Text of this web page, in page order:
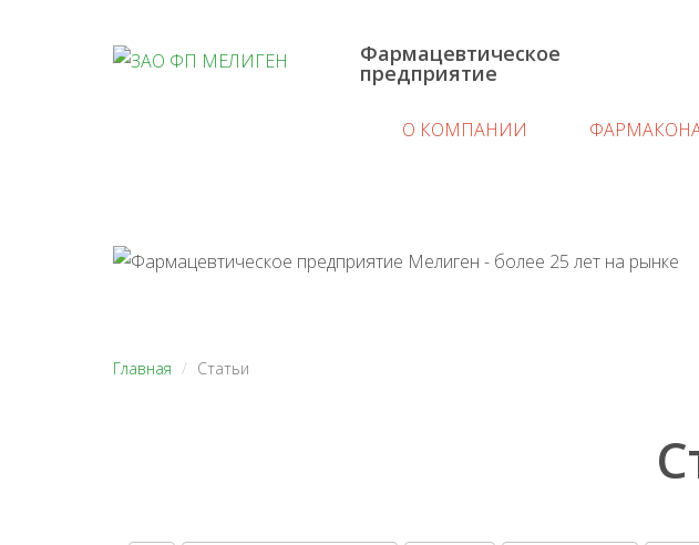
Фармацевтическое
предприятие
О КОМПАНИИ
Главная Статьи